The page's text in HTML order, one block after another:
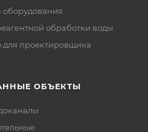
оборудования
обработки воды
для проектировщика
ОБЪЕКТЫ